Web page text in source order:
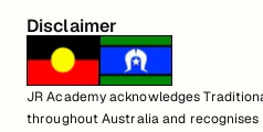
Disclaimer
JR Academy acknowledges
throughout Australia and